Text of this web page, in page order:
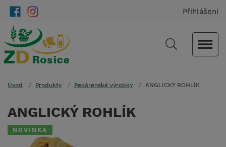
Přihlášení
Úvod Produkty Pekárenské výrobky ANGLICKÝ ROHLÍK
ANGLICKÝ ROHLÍK
NOVINKA